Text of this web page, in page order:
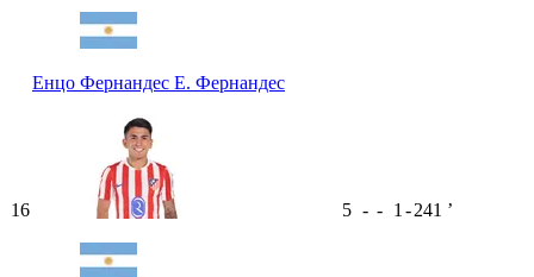
Енцо Фернандес Е. Фернандес
16 5 - - 1 -241 ʼ